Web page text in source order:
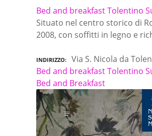
Bed and breakfast Tolentino
Situato nel centro storico di
2008, con soffitti in legno e
INDIRIZZO
Via S. Nicola da
Bed and breakfast Tolentino
Bed and Breakfast